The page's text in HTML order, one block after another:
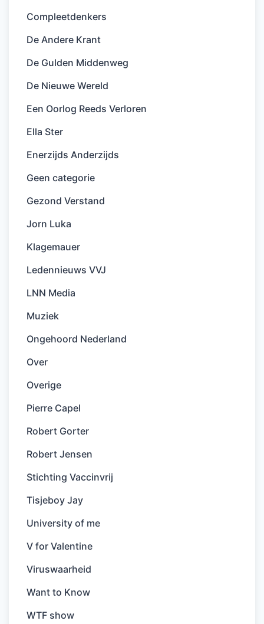
Compleetdenkers
De Andere Krant
De Gulden Middenweg
De Nieuwe Wereld
Een Oorlog Reeds Verloren
Ella Ster
Enerzijds Anderzijds
Geen categorie
Gezond Verstand
Jorn Luka
Klagemauer
Ledennieuws VVJ
LNN Media
Muziek
Ongehoord Nederland
Over
Overige
Pierre Capel
Robert Gorter
Robert Jensen
Stichting Vaccinvrij
Tisjeboy Jay
University of me
V for Valentine
Viruswaarheid
Want to Know
WTF show